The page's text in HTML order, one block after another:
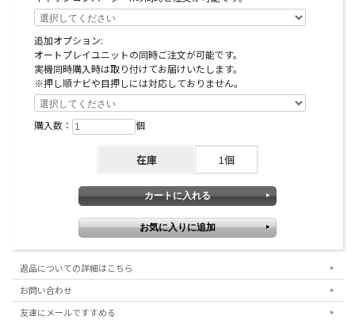
起きやすくなっております。あまりにも剥げの範囲が
広いような場合は訳有として別途出品致しますが、多
少の塗装剥げは正常の範囲内とみなしますので、予め
ご理解ご了承くださいますようお願い申し上げます。
※こちらの商品は実機本体とトップランプ役物を別梱
包でお届けになります。代引きでご注文いただきまし
た場合は商品代金の10％を役物の代金引き換えとし
て、残りを実機本体のお品代として発送させていただ
きます。大変お手数ですが2つのお荷物でそれぞれに
お支払いいただく形となりますので予めご了承いただ
きますようお願い致します。
追加オプション:
オートプレイユニットの同時ご注文が可能です。
実機同時購入時は取り付けてお届けいたします。
※押し順ナビや目押しには対応しておりません。
購入数： 個
在庫 1個
返品についての詳細はこちら
お問い合わせ
友達にメールですすめる